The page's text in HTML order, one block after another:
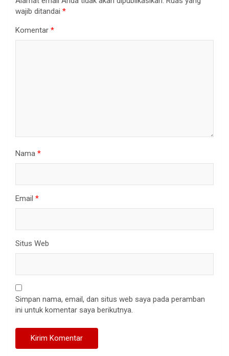
wajib ditandai *
Komentar *
Nama *
Email *
Situs Web
Simpan nama, email, dan situs web saya pada peramban
ini untuk komentar saya berikutnya.